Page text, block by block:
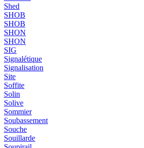
Shed
SHOB
SHOB
SHON
SHON
SIG
Signalétique
Signalisation
Site
Soffite
Solin
Solive
Sommier
Soubassement
Souche
Souillarde